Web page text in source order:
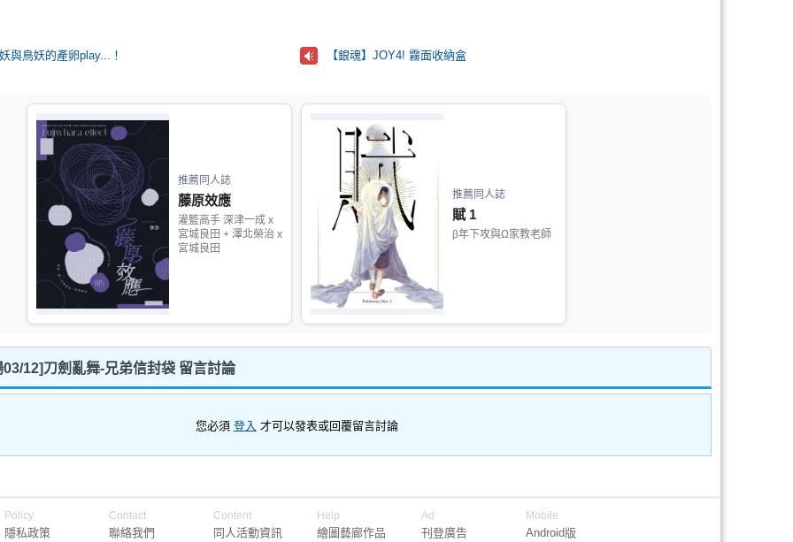
與鳥妖的產卵play...！ 【銀魂】JOY4! 霧面收納盒
推薦同人誌
藤原效應
灌籃高手 深津一成 x
宮城良田 + 澤北榮治 x
宮城良田
推薦同人誌
賦 1
β年下攻與Ω家教老師
12]刀劍亂舞-兄弟信封袋 留言討論
您必須 登入 才可以發表或回覆留言討論
Policy
隱私政策
Contact
聯絡我們
Content
同人活動資訊
Help
繪圖藝廊作品
Ad
刊登廣告
Mobile
Android版